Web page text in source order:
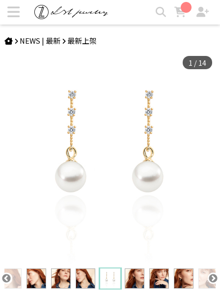
DERVLA | 珍珠小流蘇耳環 | LZL Jewelry 輕珠寶飾品
NEWS | 最新 最新上架
1 /14